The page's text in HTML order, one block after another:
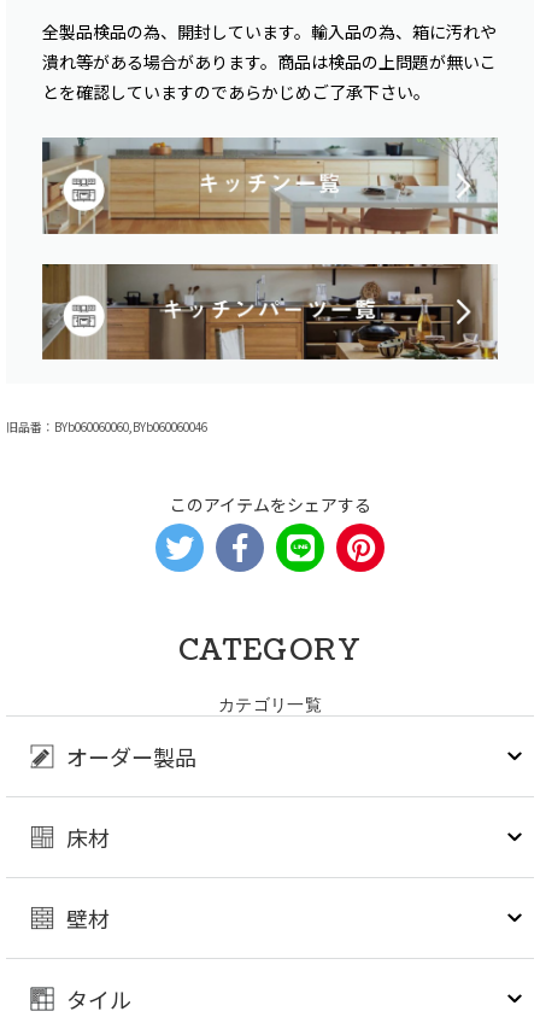
全製品検品の為、開封しています。輸入品の為、箱に汚れや
潰れ等がある場合があります。商品は検品の上問題が無いこ
とを確認していますのであらかじめご了承下さい。
旧品番：BYb060060060,BYb060060046
このアイテムをシェアする
CATEGORY
カテゴリ一覧
オーダー製品
床材
壁材
タイル